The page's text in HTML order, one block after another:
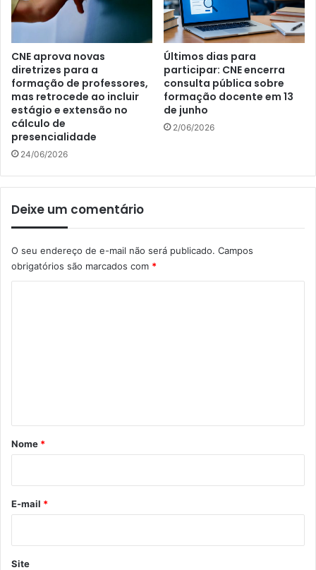
CNE aprova novas
diretrizes para a
formação de professores,
mas retrocede ao incluir
estágio e extensão no
cálculo de
presencialidade
24/06/2026
Últimos dias para
participar: CNE encerra
consulta pública sobre
formação docente em 13
de junho
2/06/2026
Deixe um comentário
O seu endereço de e-mail não será publicado. Campos
obrigatórios são marcados com *
r
*
Nome *
E-mail *
Site